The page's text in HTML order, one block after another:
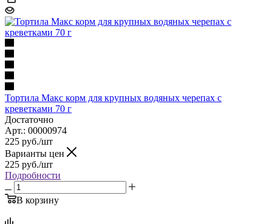
Тортила Макс корм для крупных водяных черепах с
креветками 70 г
Достаточно
Арт.: 00000974
225 руб./шт
Варианты цен
225 руб./шт
Подробности
В корзину